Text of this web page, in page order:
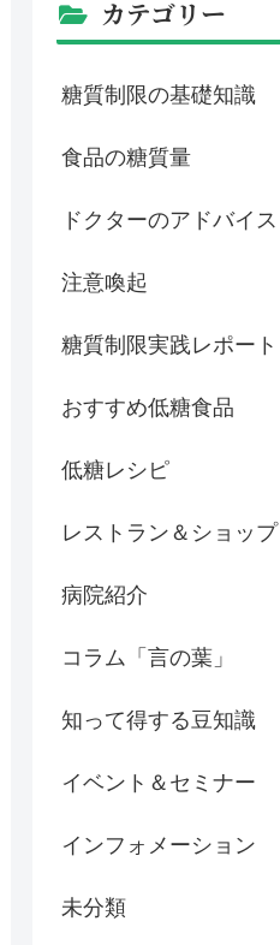
カテゴリー
糖質制限の基礎知識
食品の糖質量
ドクターのアドバイス
注意喚起
糖質制限実践レポート
おすすめ低糖食品
低糖レシピ
レストラン＆ショップ
病院紹介
コラム「言の葉」
知って得する豆知識
イベント＆セミナー
インフォメーション
未分類